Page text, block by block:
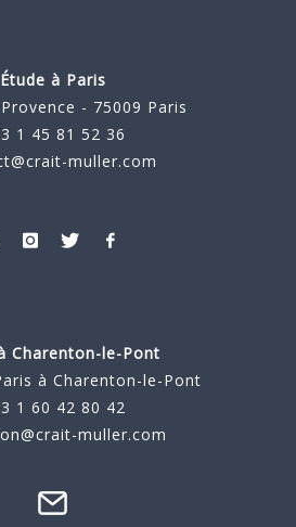
Étude à Paris
- 75009 Paris
1 45 81 52 36
muller.com
Charenton-le-Pont
à Charenton-le-Pont
1 60 42 80 42
muller.com